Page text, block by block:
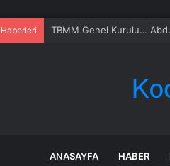
TBMM Genel Kurulu…
ANASAYFA HABER